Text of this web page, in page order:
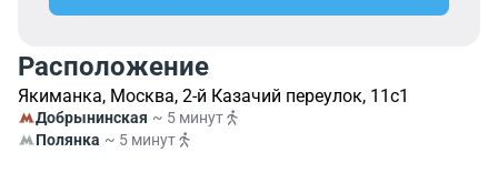
Расположение
Якиманка, Москва, 2-й Казачий переулок, 11с1
Добрынинская ~ 5 минут
Полянка ~ 5 минут